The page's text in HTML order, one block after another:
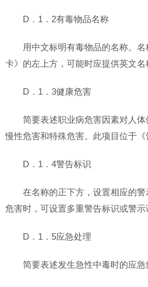
D．1．2有毒物品名称
用中文标明有毒物品的名称。
卡》的左上方，可能时应提供英文名
D．1．3健康危害
简要表述职业病危害因素对人体
慢性危害和特殊危害。此项目位于《
D．1．4警告标识
在名称的正下方，设置相应的
危害时，可设置多重警告标识或警示
D．1．5应急处理
简要表述发生急性中毒时的应急